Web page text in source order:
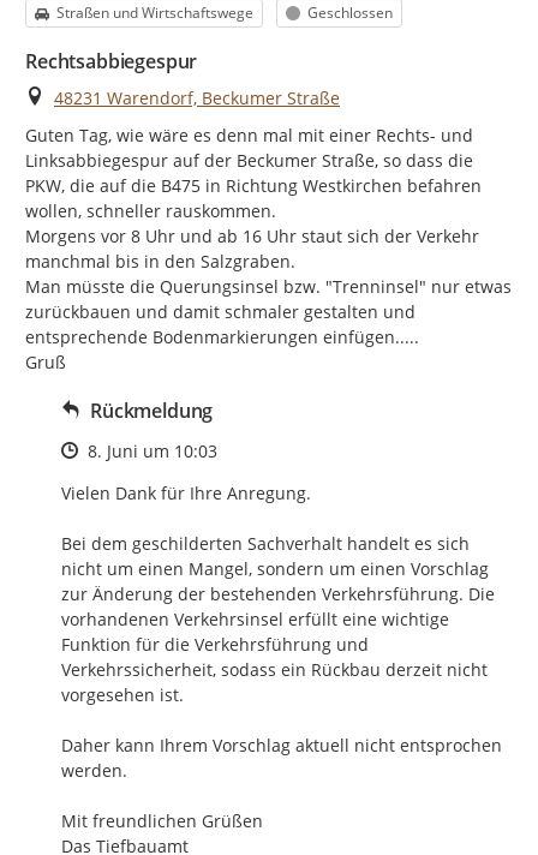
Kategorie
Straßen und Wirtschaftswege Status
Geschlossen
Rechtsabbiegespur
Ort
48231 Warendorf, Beckumer Straße
Guten Tag, wie wäre es denn mal mit einer Rechts- und
Linksabbiegespur auf der Beckumer Straße, so dass die
PKW, die auf die B475 in Richtung Westkirchen befahren
wollen, schneller rauskommen.
Morgens vor 8 Uhr und ab 16 Uhr staut sich der Verkehr
manchmal bis in den Salzgraben.
Man müsste die Querungsinsel bzw. "Trenninsel" nur etwas
zurückbauen und damit schmaler gestalten und
entsprechende Bodenmarkierungen einfügen.....
Gruß
Rückmeldung
Zeitpunkt des Erstellens
8. Juni um 10:03
Vielen Dank für Ihre Anregung.
Bei dem geschilderten Sachverhalt handelt es sich
nicht um einen Mangel, sondern um einen Vorschlag
zur Änderung der bestehenden Verkehrsführung. Die
vorhandenen Verkehrsinsel erfüllt eine wichtige
Funktion für die Verkehrsführung und
Verkehrssicherheit, sodass ein Rückbau derzeit nicht
vorgesehen ist.
Daher kann Ihrem Vorschlag aktuell nicht entsprochen
werden.
Mit freundlichen Grüßen
Das Tiefbauamt